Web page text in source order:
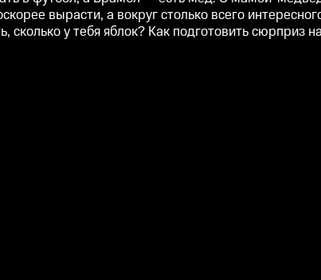
вырасти, а вокруг столько всего
сколько у тебя яблок? Как подготовить